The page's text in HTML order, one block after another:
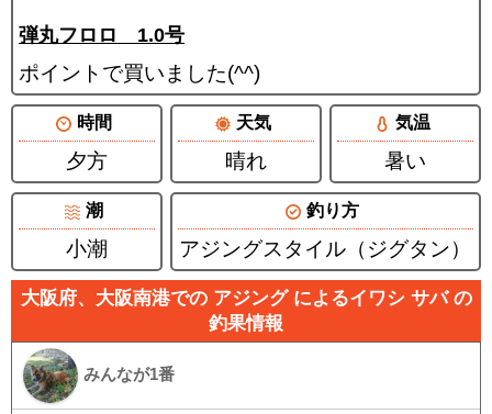
弾丸フロロ 1.0号
ポイントで買いました(^^)
時間
夕方
天気
晴れ
気温
暑い
潮
小潮
釣り方
アジングスタイル（ジグタン）
大阪府、大阪南港での アジング によるイワシ サバ の
釣果情報
みんなが1番